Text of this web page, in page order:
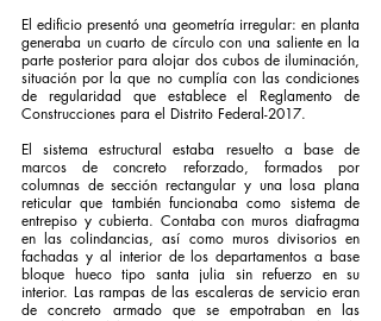
El edificio presentó una geometría irregular: en planta
generaba un cuarto de círculo con una saliente en la
parte posterior para alojar dos cubos de iluminación,
situación por la que no cumplía con las condiciones
de regularidad que establece el Reglamento de
Construcciones para el Distrito Federal-2017.
El sistema estructural estaba resuelto a base de
marcos de concreto reforzado, formados por
columnas de sección rectangular y una losa plana
reticular que también funcionaba como sistema de
entrepiso y cubierta. Contaba con muros diafragma
en las colindancias, así como muros divisorios en
fachadas y al interior de los departamentos a base
bloque hueco tipo santa julia sin refuerzo en su
interior. Las rampas de las escaleras de servicio eran
de concreto armado que se empotraban en las